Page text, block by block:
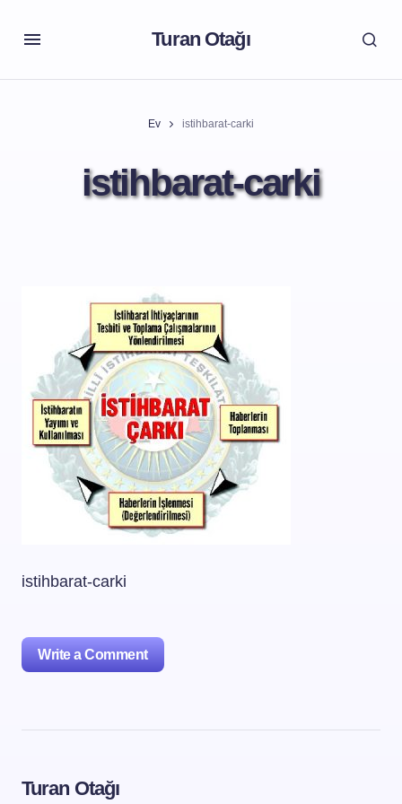
Turan Otağı
Ev istihbarat-carki
istihbarat-carki
istihbarat-carki
Write a Comment
Turan Otağı